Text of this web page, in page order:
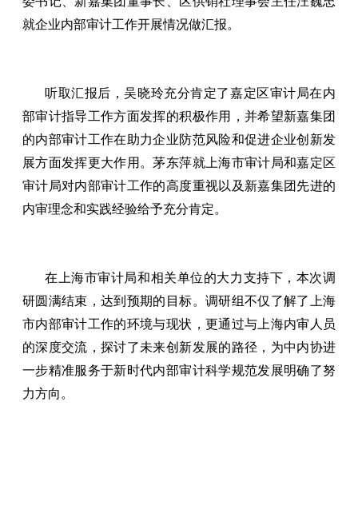
就企业内部审计工作开展情况做汇报。
听取汇报后，吴晓玲充分肯定了嘉定区审计局在内
部审计指导工作方面发挥的积极作用，并希望新嘉集团
的内部审计工作在助力企业防范风险和促进企业创新发
展方面发挥更大作用。茅东萍就上海市审计局和嘉定区
审计局对内部审计工作的高度重视以及新嘉集团先进的
内审理念和实践经验给予充分肯定。
在上海市审计局和相关单位的大力支持下，本次调
研圆满结束，达到预期的目标。调研组不仅了解了上海
市内部审计工作的环境与现状，更通过与上海内审人员
的深度交流，探讨了未来创新发展的路径，为中内协进
一步精准服务于新时代内部审计科学规范发展明确了努
力方向。